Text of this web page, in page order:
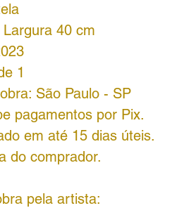
40 cm
1
São Paulo - SP
pagamentos por Pix.
em até 15 dias úteis.
do comprador.
pela artista: